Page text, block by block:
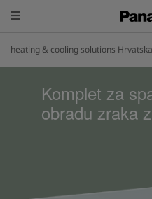
heating & cooling solutions Hrvatska
Komplet za
obradu zraka